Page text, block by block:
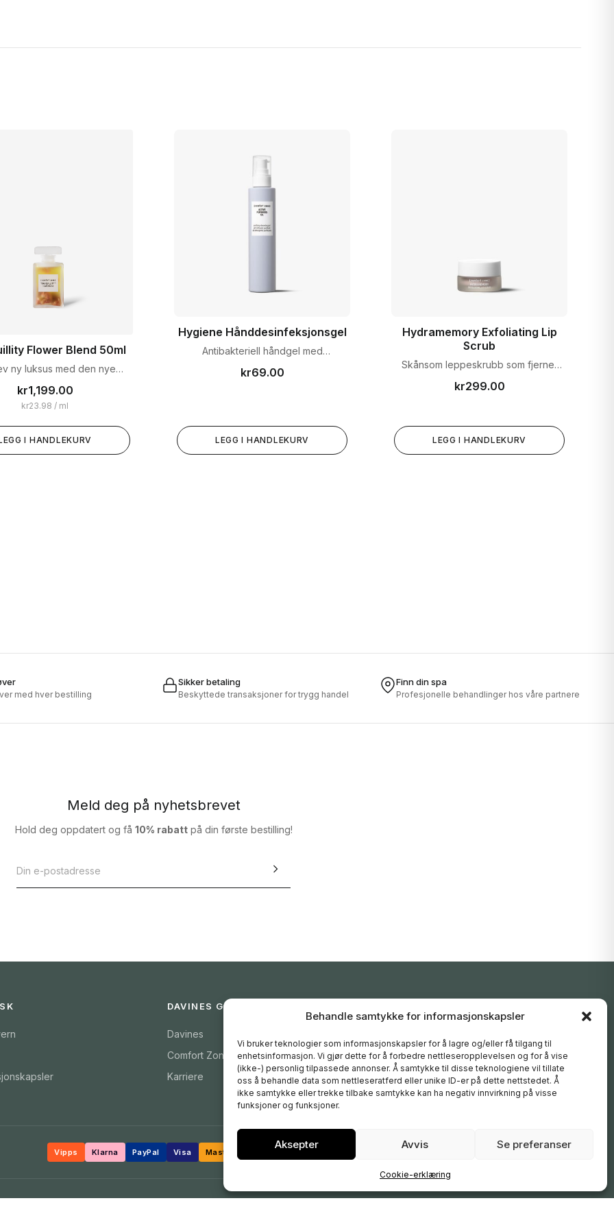
Behandle samtykke for informasjonskapsler
Vi bruker teknologier som informasjonskapsler for å lagre og/eller få tilgang til
enhetsinformasjon. Vi gjør dette for å forbedre nettleseropplevelsen og for å vise
(ikke-) personlig tilpassede annonser. Å samtykke til disse teknologiene vil tillate
oss å behandle data som nettleseratferd eller unike ID-er på dette nettstedet. Å
ikke samtykke eller trekke tilbake samtykke kan ha negativ innvirkning på visse
funksjoner og funksjoner.
Aksepter Avvis Se preferanser
Cookie-erklæring
resultater.
parkii-smør / sheasmør*, etyl oleat*, jojobaestere*, triheptanoin*, cetylalkohol*, lauroyl
lysin*, Lactobacillus / risferment*, coco-caprylate/caprate*, klorfenesin, karnosin, Melissa
officinalis-bladekstrakt*, natrium stearoyl glutamat*, Spinacia oleracea-bladekstrakt /
spinatbladekstrakt*, karbomer, Myrtus communis-ekstrakt*, dilinoleic acid/butanediol-
kopolymer*, maltitol*, sclerotium gum*, akasiegummi (Acacia senegal)
natriumhydroksid, castor oil/IPDI-kopolymer*, hydrolysert kollagen*, kaprylylglykol,
Flower Blend 50ml
ny luksus med den nye
opplag som feirer
og harmonien til naturen.
kr1,199.00
kr23.98 / ml
I HANDLEKURV
Hygiene Hånddesinfeksjonsgel
Antibakteriell håndgel med
kr69.00
LEGG I HANDLEKURV
Hydramemory Exfoliating Lip
Scrub
Skånsom leppeskrubb som fjerner
kr299.00
LEGG I HANDLEKURV
med hver bestilling
Sikker betaling
Beskyttede transaksjoner for trygg handel
Finn din spa
Profesjonelle behandlinger hos våre partnere
Meld deg på nyhetsbrevet
Hold deg oppdatert og få 10% rabattpå din første bestilling!
DAVINES GROUP
Davines
Comfort Zone
Karriere
Facebook
YouTube
Vipps Klarna PayPal Visa Mastercard